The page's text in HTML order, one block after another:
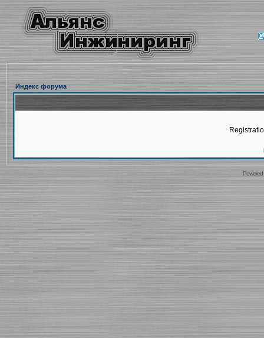
Индекс форума